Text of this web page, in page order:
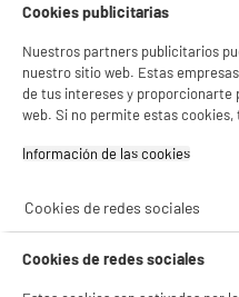
4.8/5(31)
Mando
Tipo :
Número
14€
Cookies publicitarias
Nuestros partners publicitarios
nuestro sitio web. Estas
de tus intereses y
web. Si no permite estas
Información de las cookies‎
Cookies de redes sociales
Cookies de redes sociales